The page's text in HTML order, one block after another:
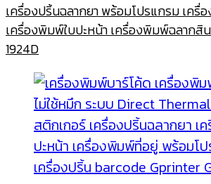
เครื่องปริ้นฉลากยา พร้อมโปรแกรม เครื่
เครื่องพิมพ์ใบปะหน้า เครื่องพิมพ์ฉลากสิ
1924D